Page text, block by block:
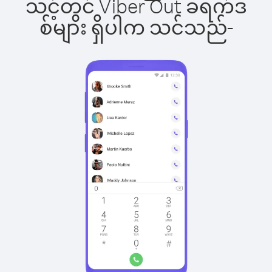
သင့်တွင် Viber Out ခရက်ဒ
စ်များ ရှိပါက သင်သည်-